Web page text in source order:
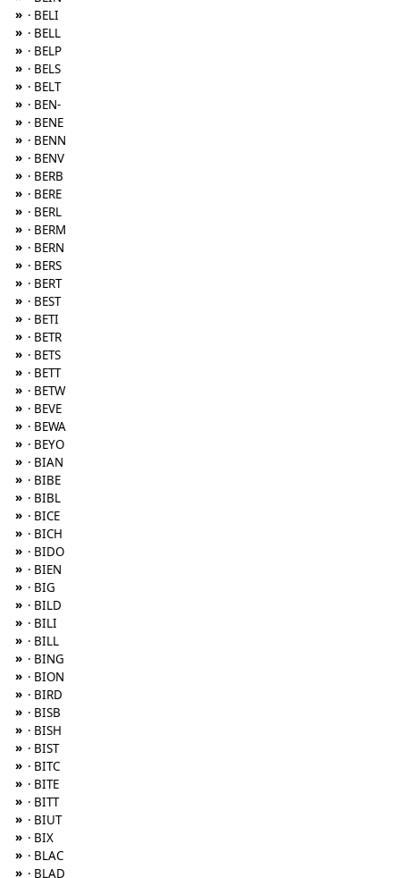
» · BELI
» · BELL
» · BELP
» · BELS
» · BELT
» · BEN-
» · BENE
» · BENN
» · BENV
» · BERB
» · BERE
» · BERL
» · BERM
» · BERN
» · BERS
» · BERT
» · BEST
» · BETI
» · BETR
» · BETS
» · BETT
» · BETW
» · BEVE
» · BEWA
» · BEYO
» · BIAN
» · BIBE
» · BIBL
» · BICE
» · BICH
» · BIDO
» · BIEN
» · BIG
» · BILD
» · BILI
» · BILL
» · BING
» · BION
» · BIRD
» · BISB
» · BISH
» · BIST
» · BITC
» · BITE
» · BITT
» · BIUT
» · BIX
» · BLAC
» · BLAD